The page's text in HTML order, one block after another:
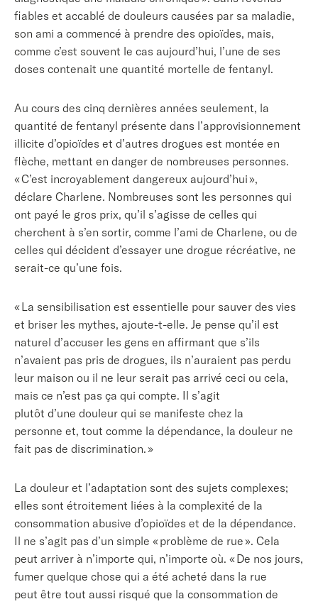
fiables et accablé de douleurs causées par sa maladie,
son ami a commencé à prendre des opioïdes, mais,
comme c’est souvent le cas aujourd’hui, l’une de ses
doses contenait une quantité mortelle de fentanyl.
Au cours des cinq dernières années seulement, la
quantité de fentanyl présente dans l’approvisionnement
illicite d’opioïdes et d’autres drogues est montée en
flèche, mettant en danger de nombreuses personnes.
« C’est incroyablement dangereux aujourd’hui »,
déclare Charlene. Nombreuses sont les personnes qui
ont payé le gros prix, qu’il s’agisse de celles qui
cherchent à s’en sortir, comme l’ami de Charlene, ou de
celles qui décident d’essayer une drogue récréative, ne
serait-ce qu’une fois.
« La sensibilisation est essentielle pour sauver des vies
et briser les mythes, ajoute-t-elle. Je pense qu’il est
naturel d’accuser les gens en affirmant que s’ils
n’avaient pas pris de drogues, ils n’auraient pas perdu
leur maison ou il ne leur serait pas arrivé ceci ou cela,
mais ce n’est pas ça qui compte. Il s’agit
plutôt d’une douleur qui se manifeste chez la
personne et, tout comme la dépendance, la douleur ne
fait pas de discrimination. »
La douleur et l’adaptation sont des sujets complexes;
elles sont étroitement liées à la complexité de la
consommation abusive d’opioïdes et de la dépendance.
Il ne s’agit pas d’un simple « problème de rue ». Cela
peut arriver à n’importe qui, n’importe où. « De nos jours,
fumer quelque chose qui a été acheté dans la rue
peut être tout aussi risqué que la consommation de